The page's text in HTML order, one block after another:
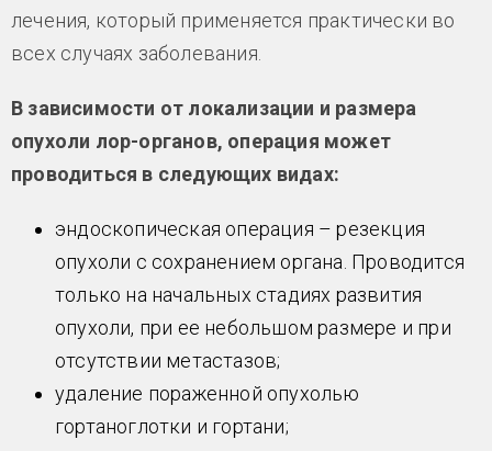
лечения, который применяется практически во
всех случаях заболевания.
В зависимости от локализации и размера
опухоли лор-органов, операция может
проводиться в следующих видах:
эндоскопическая операция – резекция
опухоли с сохранением органа. Проводится
только на начальных стадиях развития
опухоли, при ее небольшом размере и при
отсутствии метастазов;
удаление пораженной опухолью
гортаноглотки и гортани;